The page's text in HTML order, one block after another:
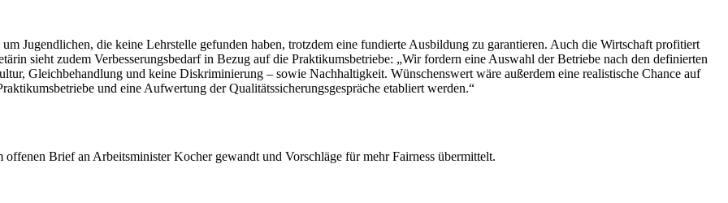
Jugendlichen, die keine Lehrstelle gefunden haben, trotzdem eine fundierte Ausbildung zu garantieren. Auch die Wirtschaft profitiert
sieht zudem Verbesserungsbedarf in Bezug auf die Praktikumsbetriebe: „Wir fordern eine Auswahl der Betriebe nach den definierten
Gleichbehandlung und keine Diskriminierung – sowie Nachhaltigkeit. Wünschenswert wäre außerdem eine realistische Chance auf
und eine Aufwertung der Qualitätssicherungsgespräche etabliert werden.“
Brief an Arbeitsminister Kocher gewandt und Vorschläge für mehr Fairness übermittelt.